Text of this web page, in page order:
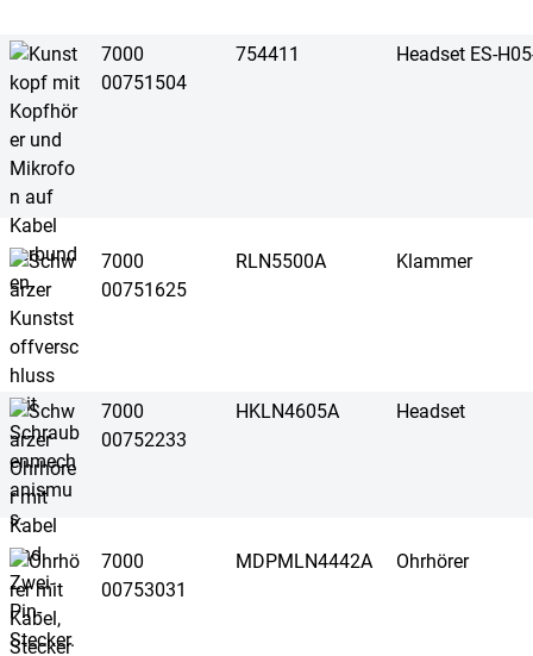
7000
00751504
754411 Headset ES-
7000
00751625
RLN5500A Klammer
7000
00752233
HKLN4605A Headset
7000
00753031
MDPMLN4442A Ohrhörer